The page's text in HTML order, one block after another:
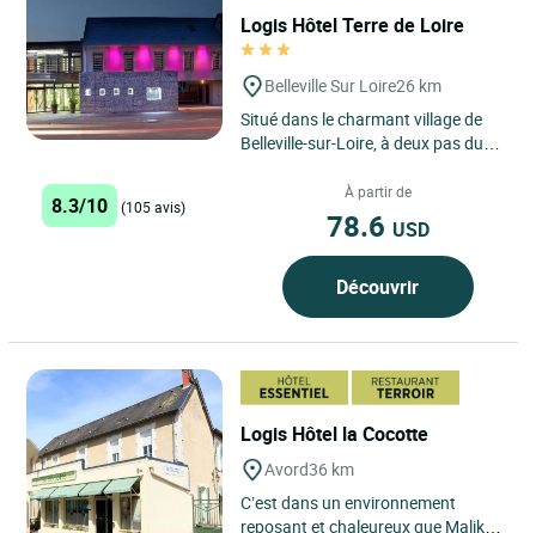
Logis Hôtel Terre de Loire
Belleville Sur Loire26 km
Situé dans le charmant village de
Belleville-sur-Loire, à deux pas du
8.3/10 (105 avis)
À partir de
78.6 USD
Découvrir
Logis Hôtel la Cocotte
Avord36 km
C’est dans un environnement
reposant et chaleureux que Malika